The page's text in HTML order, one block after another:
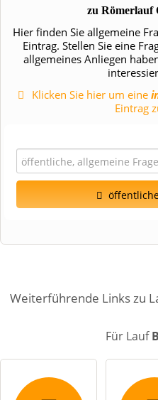
zu Römerlauf
Hier finden Sie allgemeine
Eintrag. Stellen Sie eine
allgemeines Anliegen
Klicken Sie hier um eine
Eintrag
Name
Weiterführende Links zu
Für Lauf